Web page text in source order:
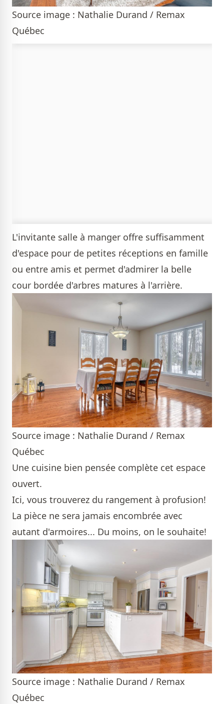
Source image : Nathalie Durand / Remax
Québec
L'invitante salle à manger offre suffisamment
d'espace pour de petites réceptions en famille
ou entre amis et permet d'admirer la belle
cour bordée d'arbres matures à l'arrière.
Source image : Nathalie Durand / Remax
Québec
Une cuisine bien pensée complète cet espace
ouvert.
Ici, vous trouverez du rangement à profusion!
La pièce ne sera jamais encombrée avec
autant d'armoires... Du moins, on le souhaite!
Source image : Nathalie Durand / Remax
Québec